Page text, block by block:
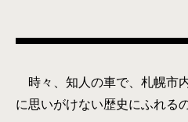
時々、知人の車で、札幌市
に思いがけない歴史にふれる